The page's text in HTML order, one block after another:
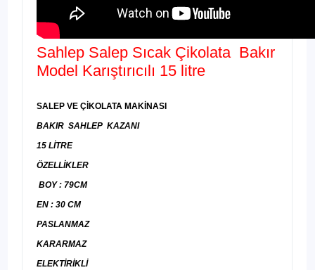
Sahlep Salep Sıcak Çikolata Bakır
Model Karıştırıcılı 15 litre
SALEP VE ÇİKOLATA MAKİNASI
BAKIR SAHLEP KAZANI
15 LİTRE
ÖZELLİKLER
BOY : 79CM
EN : 30 CM
PASLANMAZ
KARARMAZ
ELEKTİRİKLİ